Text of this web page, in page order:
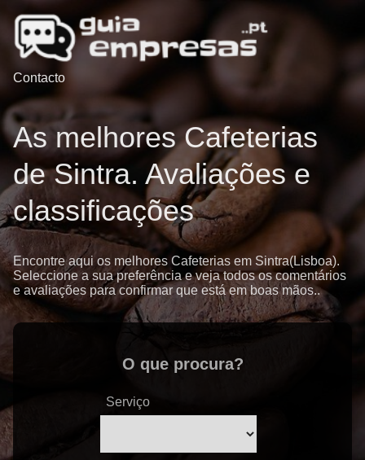
Contacto
As melhores Cafeterias
de Sintra. Avaliações e
classificações
Encontre aqui os melhores Cafeterias em Sintra(Lisboa).
Seleccione a sua preferência e veja todos os comentários
e avaliações para confirmar que está em boas mãos..
O que procura?
Serviço